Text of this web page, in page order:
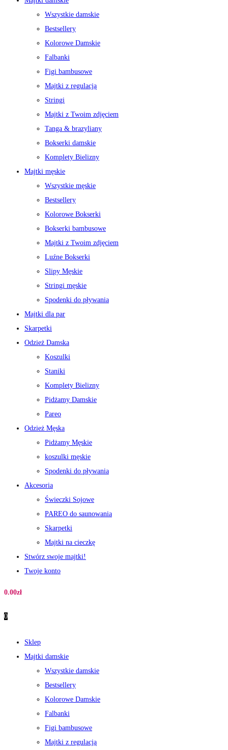
Wszystkie damskie
Bestsellery
Kolorowe Damskie
Falbanki
Figi bambusowe
Majtki z regulacją
Stringi
Majtki z Twoim zdjęciem
Tanga & brazyliany
Bokserki damskie
Komplety Bielizny
Majtki męskie
Wszystkie męskie
Bestsellery
Kolorowe Bokserki
Bokserki bambusowe
Majtki z Twoim zdjęciem
Luźne Bokserki
Slipy Męskie
Stringi męskie
Spodenki do pływania
Majtki dla par
Skarpetki
Odzież Damska
Koszulki
Staniki
Komplety Bielizny
Pidżamy Damskie
Pareo
Odzież Męska
Pidżamy Męskie
koszulki męskie
Spodenki do pływania
Akcesoria
Świeczki Sojowe
PAREO do saunowania
Skarpetki
Majtki na cieczkę
Stwórz swoje majtki!
Twoje konto
0.00zł
0
Sklep
Majtki damskie
Wszystkie damskie
Bestsellery
Kolorowe Damskie
Falbanki
Figi bambusowe
Majtki z regulacją